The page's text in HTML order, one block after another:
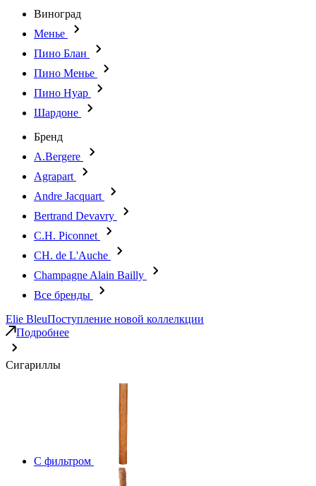
Виноград
Менье
Пино Блан
Пино Менье
Пино Нуар
Шардоне
Бренд
A.Bergere
Agrapart
Andre Jacquart
Bertrand Devavry
C.H. Piconnet
CH. de L'Auche
Champagne Alain Bailly
Все бренды
Elie BleuПоступление новой коллелкции
Подробнее
Сигариллы
С фильтром